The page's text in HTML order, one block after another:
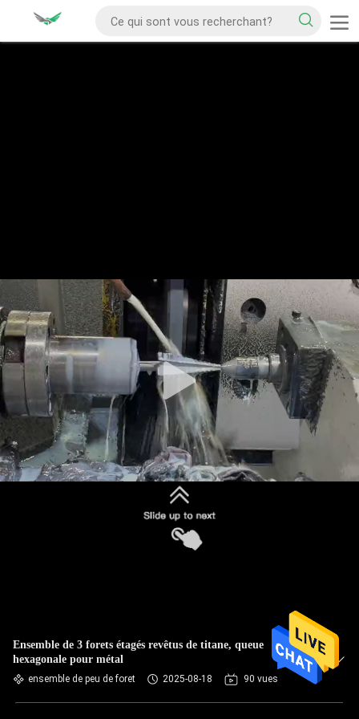
Ensemble de 3 forets étagés revêtus de titane, queue
hexagonale pour métal
ensemble de peu de foret 2025-08-18 90 vues